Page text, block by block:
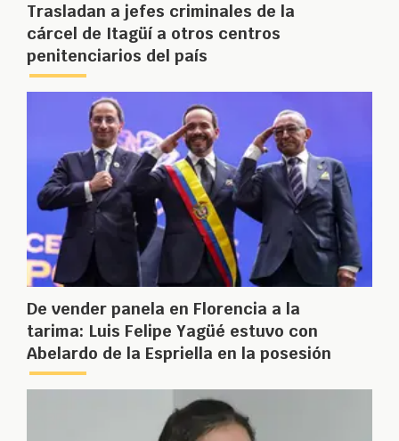
Trasladan a jefes criminales de la
cárcel de Itagüí a otros centros
penitenciarios del país
De vender panela en Florencia a la
tarima: Luis Felipe Yagüé estuvo con
Abelardo de la Espriella en la posesión